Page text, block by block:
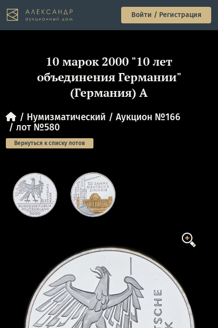
Войти / Регистрация
10 марок 2000 "10 лет
объединения Германии"
(Германия) А
Нумизматический
Аукцион №166
лот №580
Вернуться к списку лотов